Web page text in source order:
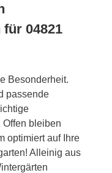
04821
Besonderheit.
passende
Offen bleiben
optimiert auf Ihre
Alleinig aus